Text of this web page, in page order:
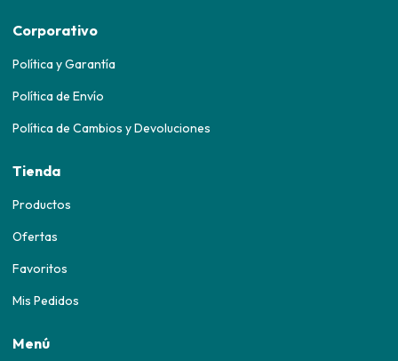
Corporativo
Política y Garantía
Política de Envío
Política de Cambios y Devoluciones
Tienda
Productos
Ofertas
Favoritos
Mis Pedidos
Menú